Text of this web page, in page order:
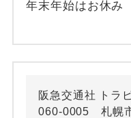
年末年始はお休み
阪急交通社 トラ
060-0005 札幌